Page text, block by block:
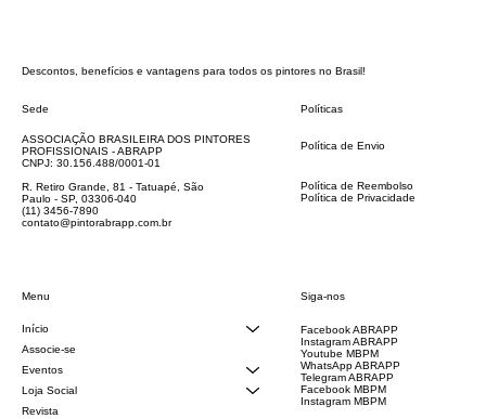
Descontos, benefícios e vantagens para todos os pintores no Brasil!
Sede
ASSOCIAÇÃO BRASILEIRA DOS PINTORES
PROFISSIONAIS - ABRAPP
CNPJ: 30.156.488/0001-01
R. Retiro Grande, 81 - Tatuapé, São
Paulo - SP, 03306-040
(11) 3456-7890
contato@pintorabrapp.com.br
Menu
Início
Associe-se
Eventos
Loja Social
Revista
Políticas
Política de Envio
Política de Reembolso
Política de Privacidade
Siga-nos
Facebook ABRAPP
Instagram ABRAPP
Youtube MBPM
WhatsApp ABRAPP
Telegram ABRAPP
Facebook MBPM
Instagram MBPM